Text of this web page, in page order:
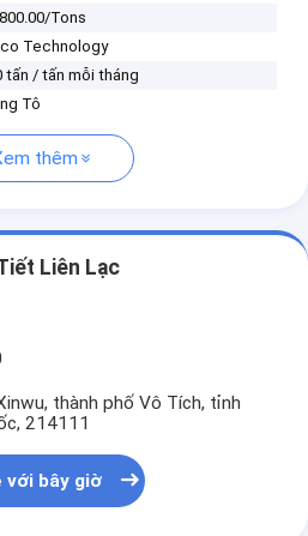
Tons
Technology
tấn / tấn mỗi tháng
Tô
thêm
Liên Lạc
thành phố Vô Tích, tỉnh
214111
với bây giờ